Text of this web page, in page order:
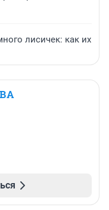
лисичек: как их